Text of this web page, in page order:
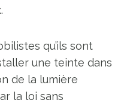
qu’ils sont
une teinte dans
de la lumière
la loi sans